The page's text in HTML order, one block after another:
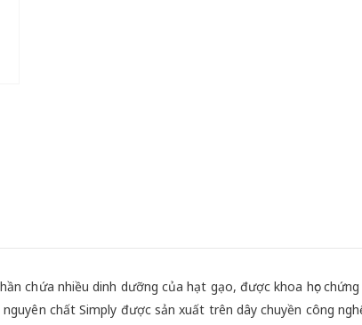
chứa nhiều dinh dưỡng của hạt gạo, được khoa học
chất Simply được sản xuất trên dây chuyền công